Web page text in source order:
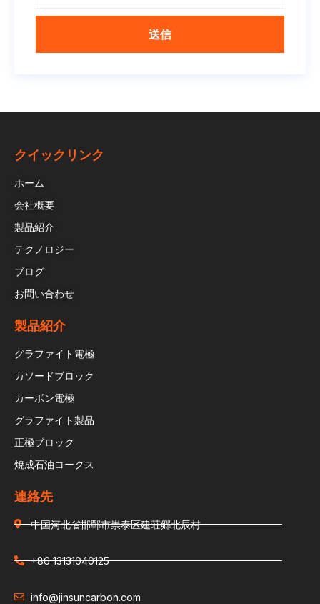
送信
クイックリンク
ホーム
会社概要
製品紹介
テクノロジー
ブログ
お問い合わせ
製品紹介
グラファイト電極
カソードブロック
カーボン電極
グラファイト製品
正極ブロック
焼成石油コークス
連絡先
中国河北省邯鄲市祟泰区建荘郷北辰村
+86 13131040125
info@jinsuncarbon.com